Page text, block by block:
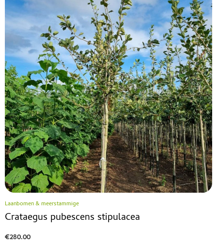
Laanbomen & meerstammige
Crataegus pubescens stipulacea
€280.00